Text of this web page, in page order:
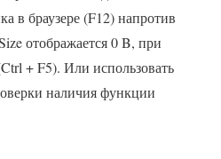
в браузере (F12) напротив
отображается 0 B, при
+ F5). Или использовать
наличия функции